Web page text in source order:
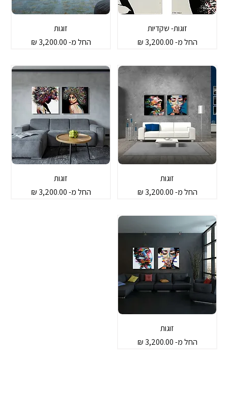
זוגות- שקדיות
החל מ-
מחיר מבצע
זוגות
החל מ-
מחיר מבצע
זוגות
החל מ-
מחיר מבצע
זוגות
החל מ-
מחיר מבצע
זוגות
החל מ-
מחיר מבצע